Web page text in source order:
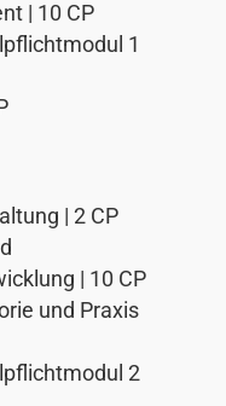
| 10 CP
1
| 2 CP
| 10 CP
und Praxis
2